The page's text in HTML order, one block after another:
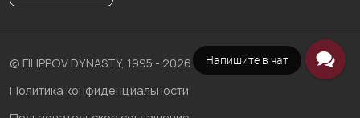
© FILIPPOV DYNASTY, 1995 - 2026
Политика конфиденциальности
Напишите в чат